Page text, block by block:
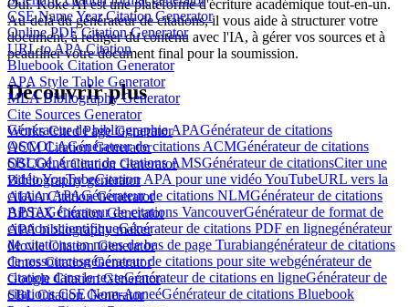
CSE Name Year Citation Generator
Online PDF Citation Generator
URL to APA Citation
Bluebook Citation Generator
APA Style Table Generator
MLA Bibliography Generator
Cite Sources Generator
Works Cited Page Generator
ACM Citation Generator
OSCOLA Citation Generator
Bibliography generator
AIAA Citation Generator
BibTeX Citation Generator
APA bibliography maker
Movie Citation Generator
Cmos Citation Generator
Google Citation Generator
SBL Citation Generator
Oui. Koke AI est une plateforme d'écriture académique tout-en-un.
Au-delà du générateur de citations, il vous aide à structurer votre
document, à rédiger du contenu avec l'IA, à gérer vos sources et à
peaufiner votre document final pour la soumission.
Découvrir plus
Générateur de bibliographie APAGénérateur de citations
OSCOLAGénérateur de citations ACMGénérateur de citations
SBLGénérateur de citations AMSGénérateur de citationsCiter une
vidéo YouTubeCitation APA pour une vidéo YouTubeURL vers la
citation APAGénérateur de citations NLMGénérateur de citations
APSAGénérateur de citations VancouverGénérateur de format de
citation scientifiqueGénérateur de citations PDF en lignegénérateur
de citations en notes de bas de page Turabiangénérateur de citations
de ressourcesgénérateur de citations pour site webgénérateur de
citation dans le texteGénérateur de citations en ligneGénérateur de
citations CSE Nom-AnneéGénérateur de citations Bluebook